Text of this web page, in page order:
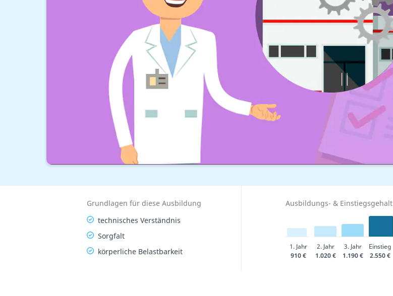
Grundlagen für diese Ausbildung
technisches Verständnis
Sorgfalt
körperliche Belastbarkeit
Ausbildungs- & Einstiegsgehalt
1. Jahr 2. Jahr 3. Jahr
Einstieg
910 €
1.020 € 1.190 € 2.550 €